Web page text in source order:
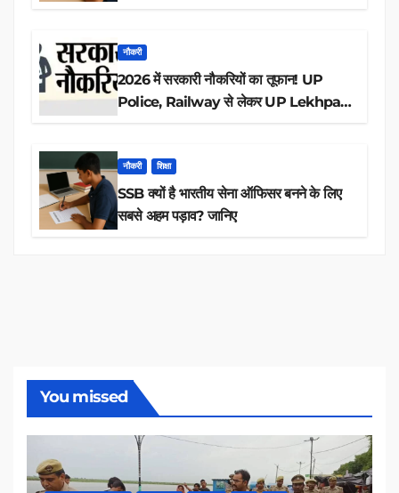
नौकरी
2026 में सरकारी नौकरियों का तूफान! UP
Police, Railway से लेकर UP Lekhpal
नौकरी शिक्षा
SSB क्यों है भारतीय सेना ऑफिसर बनने के लिए
सबसे अहम पड़ाव? जानिए
You missed